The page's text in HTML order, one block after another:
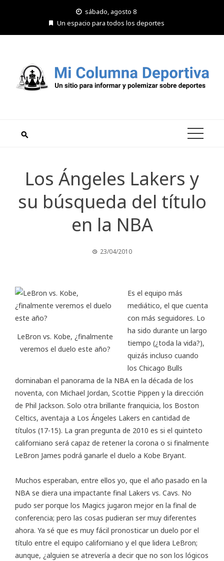
sábado, agosto 8
Un espacio para todos los deportes
Los Ángeles Lakers y
su búsqueda del título
en la NBA
23/04/2010
LeBron vs. Kobe, ¿finalmente
veremos el duelo este año?
Es el equipo más
mediático, el que cuenta
con más seguidores. Lo
ha sido durante un largo
tiempo (¿toda la vida?),
quizás incluso cuando
los Chicago Bulls
dominaban el panorama de la NBA en la década de los
noventa, con Michael Jordan, Scottie Pippen y la dirección
de Phil Jackson. Solo otra brillante franquicia, los Boston
Celtics, aventaja a Los Ángeles Lakers en cantidad de
títulos (17-15). La gran pregunta de 2010 es si el quinteto
californiano será capaz de retener la corona o si finalmente
LeBron James podrá ganarle el duelo a Kobe Bryant.
Muchos esperaban, entre ellos yo, que el año pasado en la
NBA se diera una impactante final Lakers vs. Cavs. No
pudo ser porque los Magics jugaron mejor en la final de
conferencia; pero las cosas pudieran ser muy diferentes
ahora. Ya sé que es muy fácil pronosticar un duelo por el
título entre el equipo californiano y el que lidera LeBron;
aunque, ¿alguien se atrevería a decir que no son los lógicos